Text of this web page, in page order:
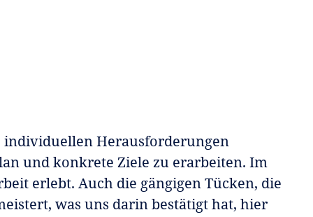
Herausforderungen
und konkrete Ziele zu erarbeiten. Im
erlebt. Auch die gängigen Tücken, die
was uns darin bestätigt hat, hier